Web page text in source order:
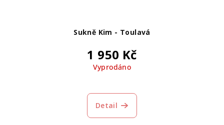
Sukně Kim - Toulavá
1 950 Kč
Vyprodáno
Detail